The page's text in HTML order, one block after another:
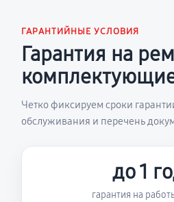
ГАРАНТИЙНЫЕ УСЛОВИЯ
Гарантия на
Четко фиксируем сроки
обслуживания и перечень
до 1
гарантия на